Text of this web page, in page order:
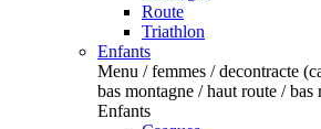
Route
Triathlon
Enfants
Menu / femmes / decontracte
bas montagne / haut route / bas
Enfants